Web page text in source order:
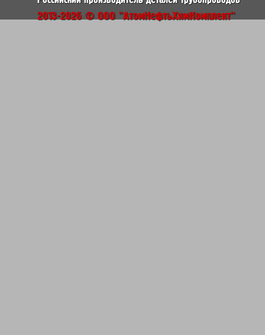
2013-2026 © ООО "АтомНефтьХимКомплект"